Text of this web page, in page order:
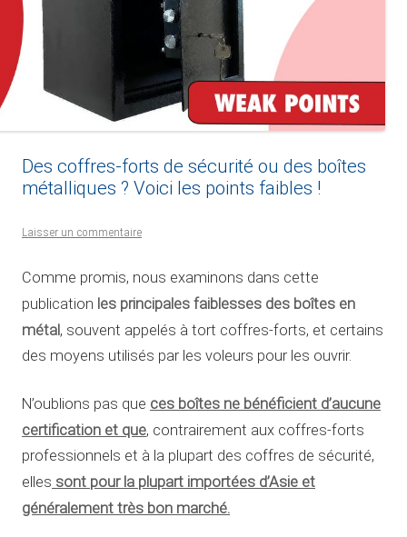
Des coffres-forts de sécurité ou des boîtes
métalliques ? Voici les points faibles !
Laisser un commentaire
Comme promis, nous examinons dans cette
publication les principales faiblesses des boîtes en
métal, souvent appelés à tort coffres-forts, et certains
des moyens utilisés par les voleurs pour les ouvrir.
N’oublions pas que ces boîtes ne bénéficient d’aucune
certification et que, contrairement aux coffres-forts
professionnels et à la plupart des coffres de sécurité,
elles sont pour la plupart importées d’Asie et
généralement très bon marché.